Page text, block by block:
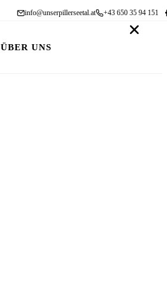
info@unserpillerseetal.at +43 650 35 94 151
ÜBER UNS